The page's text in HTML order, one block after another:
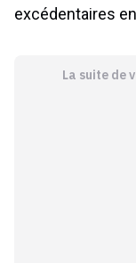
excédentaires
La suite de